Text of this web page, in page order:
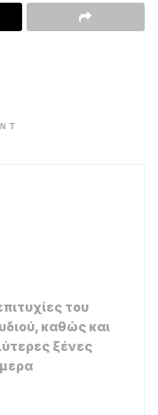
του
καθώς και
ξένες